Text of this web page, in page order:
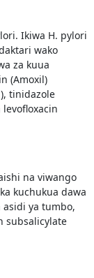
Ikiwa H. pylori
wako
za kuua
(Amoxil)
tinidazole
levofloxacin
na viwango
kuchukua dawa
ya tumbo,
subsalicylate